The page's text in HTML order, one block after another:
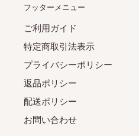
フッターメニュー
ご利用ガイド
特定商取引法表示
プライバシーポリシー
返品ポリシー
配送ポリシー
お問い合わせ